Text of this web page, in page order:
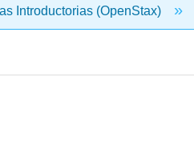
Introductorias (OpenStax)